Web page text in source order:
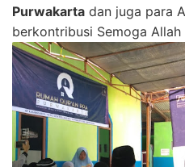
Purwakarta dan juga para
berkontribusi Semoga Allah